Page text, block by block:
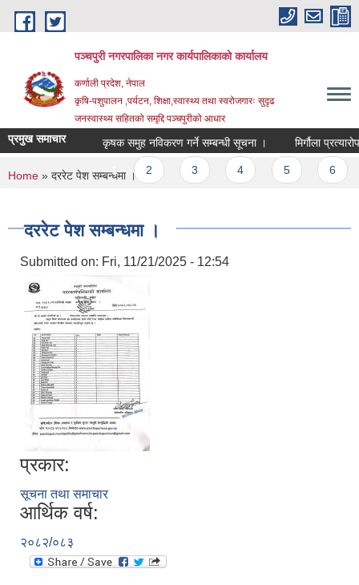
Skip to main content
पञ्चपुरी नगरपालिका नगर कार्यपालिकाको कार्यालय
कर्णाली प्रदेश, नेपाल
कृषि-पशुपालन ,पर्यटन, शिक्षा,स्वास्थ्य तथा स्वरोजगारः सुदृढ
जनस्वास्थ्य सहितको समृद्दि पञ्चपुरीको आधार
प्रमुख समाचार कृषक समुह नविकरण गर्ने सम्बन्धी सूचना । मिर्गौला
Pages
1 2
You are here
Home » दररेट पेश सम्बन्धमा ।
दररेट पेश सम्बन्धमा ।
Submitted on: Fri, 11/21/2025 - 12:54
प्रकार:
सूचना तथा समाचार
आर्थिक वर्ष:
२०८२/०८३